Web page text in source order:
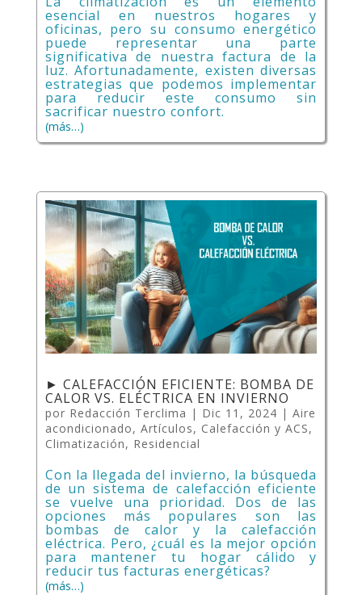
esencial en nuestros hogares y
oficinas, pero su consumo energético
puede representar una parte
significativa de nuestra factura de la
luz. Afortunadamente, existen diversas
estrategias que podemos implementar
para reducir este consumo sin
sacrificar nuestro confort.
(más…)
► CALEFACCIÓN EFICIENTE: BOMBA DE
CALOR VS. ELÉCTRICA EN INVIERNO
por Redacción Terclima | Dic 11, 2024 | Aire
acondicionado, Artículos, Calefacción y ACS,
Climatización, Residencial
Con la llegada del invierno, la búsqueda
de un sistema de calefacción eficiente
se vuelve una prioridad. Dos de las
opciones más populares son las
bombas de calor y la calefacción
eléctrica. Pero, ¿cuál es la mejor opción
para mantener tu hogar cálido y
reducir tus facturas energéticas?
(más…)